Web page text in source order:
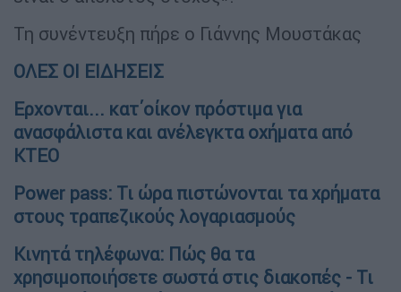
Αλ ντι Μέολα κιθαρίστας
του ήχο; Πώς κάποιος εκφράζει και
εξωτερικεύει τον εσωτερικό του εαυτό και
τα συναισθήματά του μέσω ενός μουσικού
οργάνου;